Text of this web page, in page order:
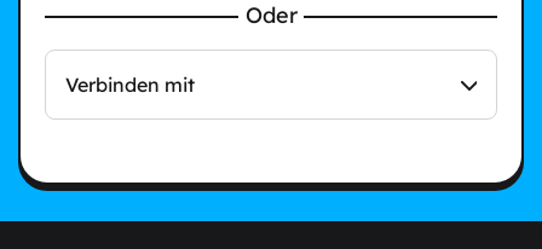
Oder
Verbinden mit